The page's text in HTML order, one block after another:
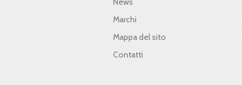
Marchi
Mappa del sito
Contatti